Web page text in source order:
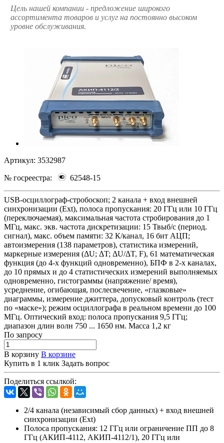
Цель нашей компании - предложение широкого
ассортимента товаров и услуг на постоянно высоком
уровне обслуживания.
Артикул: 3532987
№ госреестра: 62548-15
USB-осциллограф-стробоскоп; 2 канала + вход внешней
синхронизации (Ext), полоса пропускания: 20 ГГц или 10 ГГц
(переключаемая), максимальная частота стробирования до 1
МГц, макс. экв. частота дискретизации: 15 Твыб/с (период.
сигнал), макс. объем памяти: 32 К/канал, 16 бит АЦП;
автоизмерения (138 параметров), статистика измерений,
маркерные измерения (ΔU; ΔT; ΔU/ΔT, F), 61 математическая
функция (до 4-х функций одновременно), БПФ в 2-х каналах,
до 10 прямых и до 4 статистических измерений выполняемых
одновременно, гистограммы (напряжение/ время),
усреднение, огибающая, послесвечение, «глазковые»
диаграммы, измерение джиттера, допусковый контроль (тест
по «маске»); режим осциллографа в реальном времени до 100
МГц. Оптический вход: полоса пропускания 9,5 ГГц;
диапазон длин волн 750 ... 1650 нм. Масса 1,2 кг
По запросу
В корзину В корзине
Купить в 1 клик Задать вопрос
Поделиться ссылкой:
2/4 канала (независимый сбор данных) + вход внешней
синхронизации (Ext)
Полоса пропускания: 12 ГГц или ограничение ПП до 8
ГГц (АКИП-4112, АКИП-4112/1), 20 ГГц или